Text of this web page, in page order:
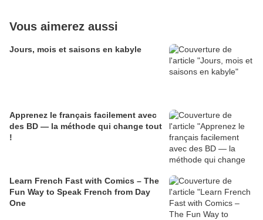
Vous aimerez aussi
Jours, mois et saisons en kabyle
Apprenez le français facilement avec
des BD — la méthode qui change tout
!
Learn French Fast with Comics – The
Fun Way to Speak French from Day
One